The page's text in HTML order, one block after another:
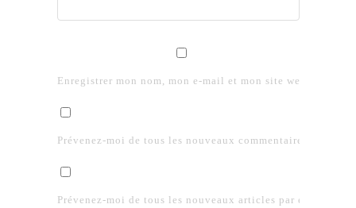
Enregistrer mon nom, mon e-mail et mon site web dans le
Prévenez-moi de tous les nouveaux commentaires par e-
Prévenez-moi de tous les nouveaux articles par e-mail.